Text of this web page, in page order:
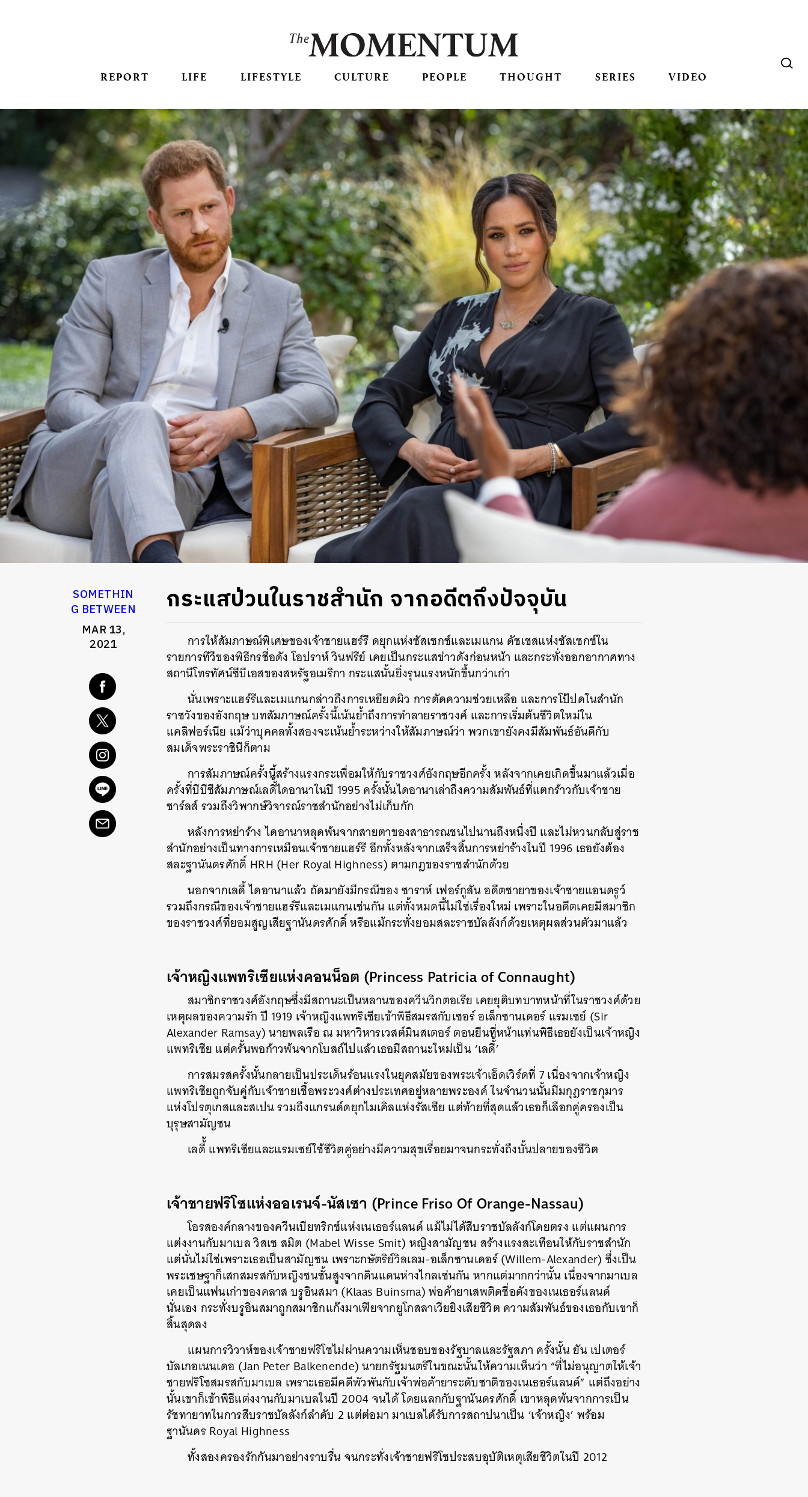
REPORT LIFE LIFESTYLE CULTURE PEOPLE THOUGHT SERIES VIDEO
SOMETHIN
G BETWEEN
MAR 13,
2021
กระแสป่วนในราชสำนัก จากอดีตถึงปัจจุบัน
การให้สัมภาษณ์พิเศษของเจ้าชายแฮร์รี ดยุกแห่งซัสเซกซ์และเมแกน ดัชเชสแห่งซัสเซกซ์ใน
รายการทีวีของพิธีกรชื่อดัง โอปราห์ วินฟรีย์ เคยเป็นกระแสข่าวดังก่อนหน้า และกระทั่งออกอากาศทาง
สถานีโทรทัศน์ซีบีเอสของสหรัฐอเมริกา กระแสนั้นยิ่งรุนแรงหนักขึ้นกว่าเก่า
นั่นเพราะแฮร์รีและเมแกนกล่าวถึงการเหยียดผิว การตัดความช่วยเหลือ และการโป้ปดในสำนัก
ราชวังของอังกฤษ บทสัมภาษณ์ครั้งนี้เน้นย้ำถึงการทำลายราชวงศ์ และการเริ่มต้นชีวิตใหม่ใน
แคลิฟอร์เนีย แม้ว่าบุคคลทั้งสองจะเน้นย้ำระหว่างให้สัมภาษณ์ว่า พวกเขายังคงมีสัมพันธ์อันดีกับ
สมเด็จพระราชินีก็ตาม
การสัมภาษณ์ครั้งนี้สร้างแรงกระเพื่อมให้กับราชวงศ์อังกฤษอีกครั้ง หลังจากเคยเกิดขึ้นมาแล้วเมื่อ
ครั้งที่บีบีซีสัมภาษณ์เลดี้้ไดอานาในปี 1995 ครั้งนั้นไดอานาเล่าถึงความสัมพันธ์ที่แตกร้าวกับเจ้าชาย
ชาร์ลส์ รวมถึงวิพากษ์วิจารณ์ราชสำนักอย่างไม่เก็บกัก
หลังการหย่าร้าง ไดอานาหลุดพ้นจากสายตาของสาธารณชนไปนานถึงหนึ่งปี และไม่หวนกลับสู่ราช
สำนักอย่างเป็นทางการเหมือนเจ้าชายแฮร์รี อีกทั้งหลังจากเสร็จสิ้นการหย่าร้างในปี 1996 เธอยังต้อง
สละฐานันดรศักดิ์ HRH (Her Royal Highness) ตามกฎของราชสำนักด้วย
นอกจากเลดี้ ไดอานาแล้ว ถัดมายังมีกรณีของ ซาราห์ เฟอร์กูสัน อดีตชายาของเจ้าชายแอนดรูว์
รวมถึงกรณีของเจ้าชายแฮร์รีและเมแกนเช่นกัน แต่ทั้งหมดนี้ไม่ใช่เรื่องใหม่ เพราะในอดีตเคยมีสมาชิก
ของราชวงศ์ที่ยอมสูญเสียฐานันดรศักดิ์ หรือแม้กระทั่งยอมสละราชบัลลังก์ด้วยเหตุผลส่วนตัวมาแล้ว
เจ้าหญิงแพทริเซียแห่งคอนน็อต (Princess Patricia of Connaught)
สมาชิกราชวงศ์อังกฤษซึ่งมีสถานะเป็นหลานของควีนวิกตอเรีย เคยยุติบทบาทหน้าที่ในราชวงศ์ด้วย
เหตุผลของความรัก ปี 1919 เจ้าหญิงแพทริเซียเข้าพิธีสมรสกับเซอร์ อเล็กซานเดอร์ แรมเซย์ (Sir
Alexander Ramsay) นายพลเรือ ณ มหาวิหารเวสต์มินสเตอร์ ตอนยืนที่หน้าแท่นพิธีเธอยังเป็นเจ้าหญิง
แพทริเซีย แต่ครั้นพอก้าวพ้นจากโบสถ์ไปแล้วเธอมีสถานะใหม่เป็น ‘เลดี้้’
การสมรสครั้งนั้นกลายเป็นประเด็นร้อนแรงในยุคสมัยของพระเจ้าเอ็ดเวิร์ดที่ 7 เนื่องจากเจ้าหญิง
แพทริเซียถูกจับคู่กับเจ้าชายเชื้อพระวงศ์ต่างประเทศอยู่หลายพระองค์ ในจำนวนนั้นมีมกุฎราชกุมาร
แห่งโปรตุเกสและสเปน รวมถึงแกรนด์ดยุกไมเคิลแห่งรัสเซีย แต่ท้ายที่สุดแล้วเธอก็เลือกคู่ครองเป็น
บุรุษสามัญชน
เลดี้้ แพทริเซียและแรมเซย์ใช้ชีวิตคู่อย่างมีความสุขเรื่อยมาจนกระทั่งถึงบั้นปลายของชีวิต
เจ้าชายฟริโซแห่งออเรนจ์-นัสเซา (Prince Friso Of Orange-Nassau)
โอรสองค์กลางของควีนเบียทริกซ์แห่งเนเธอร์แลนด์ แม้ไม่ได้สืบราชบัลลังก์โดยตรง แต่แผนการ
แต่งงานกับมาเบล วิสเซ สมิต (Mabel Wisse Smit) หญิงสามัญชน สร้างแรงสะเทือนให้กับราชสำนัก
แต่นั่นไม่ใช่เพราะเธอเป็นสามัญชน เพราะกษัตริย์วิลเลม-อเล็กซานเดอร์ (Willem-Alexander) ซึ่งเป็น
พระเชษฐาก็เสกสมรสกับหญิงชนชั้นสูงจากดินแดนห่างไกลเช่นกัน หากแต่มากกว่านั้น เนื่องจากมาเบล
เคยเป็นแฟนเก่าของคลาส บรูอินสมา (Klaas Buinsma) พ่อค้ายาเสพติดชื่อดังของเนเธอร์แลนด์
นั่นเอง กระทั่งบรูอินสมาถูกสมาชิกแก๊งมาเฟียจากยูโกสลาเวียยิงเสียชีวิต ความสัมพันธ์ของเธอกับเขาก็
สิ้นสุดลง
แผนการวิวาห์ของเจ้าชายฟริโซไม่ผ่านความเห็นชอบของรัฐบาลและรัฐสภา ครั้งนั้น ยัน เปเตอร์
บัลเกอเนนเดอ (Jan Peter Balkenende) นายกรัฐมนตรีในขณะนั้นให้ความเห็นว่า “ที่ไม่อนุญาตให้เจ้า
ชายฟริโซสมรสกับมาเบล เพราะเธอมีคดีพัวพันกับเจ้าพ่อค้ายาระดับชาติของเนเธอร์แลนด์” แต่ถึงอย่าง
นั้นเขาก็เข้าพิธีแต่งงานกับมาเบลในปี 2004 จนได้ โดยแลกกับฐานันดรศักดิ์ เขาหลุดพ้นจากการเป็น
รัชทายาทในการสืบราชบัลลังก์ลำดับ 2 แต่ต่อมา มาเบลได้รับการสถาปนาเป็น ‘เจ้าหญิง’ พร้อม
ฐานันดร Royal Highness
ทั้งสองครองรักกันมาอย่างราบรื่น จนกระทั่งเจ้าชายฟริโซประสบอุบัติเหตุเสียชีวิตในปี 2012
SHARE TWEET LINE EMAIL